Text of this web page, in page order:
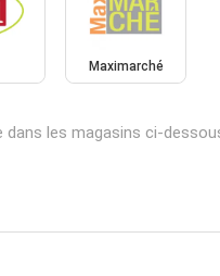
Maximarché
les magasins ci-